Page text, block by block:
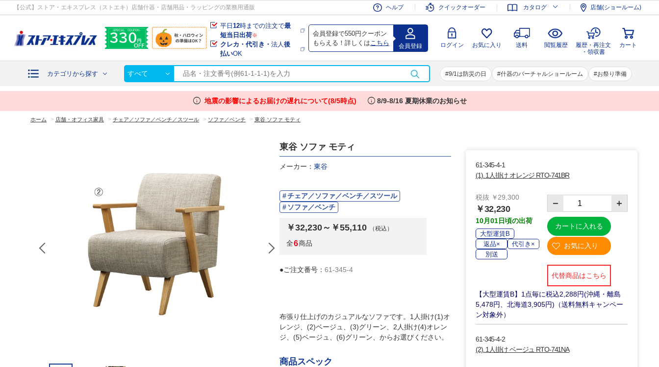
【公式】ストア・エキスプレス（ストエキ）店舗什器・店舗用品・ラッピングの業務用通販 ヘルプ クイックオーダー カタログ 店舗(ショールーム)
平日 12時までの注文で最
短当日出荷※
クレカ・代引き・ 法人後
払いOK
会員登録で550円クーポン
もらえる！詳しくは こちら 会員登録 ログイン お気に入り 送料 閲覧履歴
履歴・再注文
・領収書
カート
カテゴリから探す すべて 9/1は防災の日 什器のバーチャルショールーム お祭り準備
会員登録 ログイン お気に入り 送料 閲覧履歴
履歴・再注文
・領収書
カート
info 地震の影響によるお届けの遅れについて(8/5時点) info 8/9-8/16 夏期休業のお知らせ
ホーム > 店舗・オフィス家具 > チェア／ソファ／ベンチ／スツール > ソファ／ベンチ > 東谷 ソファ モティ
東谷 ソファ モティ
メーカー： 東谷
チェア／ソファ／ベンチ／スツール
ソファ／ベンチ
￥32,230～￥55,110 （税込）
全6商品
●ご注文番号： 61-345-4
布張り仕上げのカジュアルなソファです。1人掛け(1)オ
レンジ、(2)ベージュ、(3)グリーン、2人掛け(4)オレン
ジ、(5)ベージュ、(6)グリーン、からお選びください。
商品スペック
61-345-4-1
(1). 1人掛け オレンジ RTO-741BR
税抜 ￥29,300
￥32,230
10月01日頃の出荷
大型運賃B
返品×
代引き×
別送
カートに入れる
代替商品はこちら
【大型運賃B】1点毎に税込2,288円(沖縄・離島
5,478円、北海道3,905円)（送料無料キャンペー
ン対象外）
61-345-4-2
(2). 1人掛け ベージュ RTO-741NA